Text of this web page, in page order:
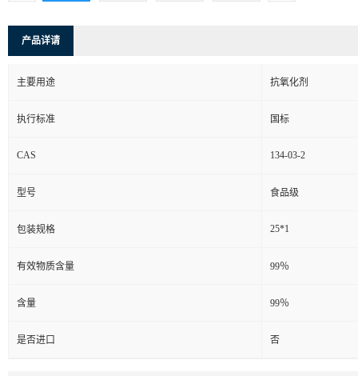
产品详请
主要用途 抗氧化剂
执行标准 国标
CAS 134-03-2
型号 食品级
包装规格 25*1
有效物质含量 99％
含量 99％
是否进口 否